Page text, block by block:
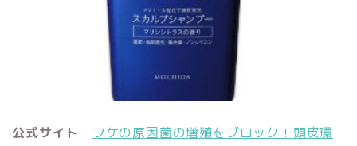
公式サイト
フケの原因菌の増殖をブロック！頭皮環